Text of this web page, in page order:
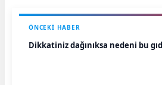
ÖNCEKI HABER
Dikkatiniz dağınıksa nedeni bu